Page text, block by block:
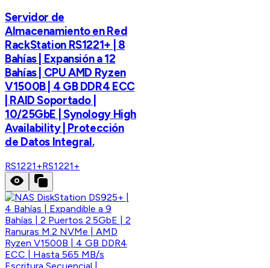
Servidor de
Almacenamiento en Red
RackStation RS1221+ | 8
Bahías | Expansión a 12
Bahías | CPU AMD Ryzen
V1500B | 4 GB DDR4 ECC
| RAID Soportado |
10/25GbE | Synology High
Availability | Protección
de Datos Integral.
RS1221+RS1221+